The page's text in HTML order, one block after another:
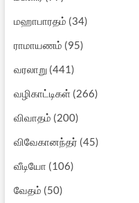
மஹாபாரதம் (34)
ராமாயணம் (95)
வரலாறு(441)
வழிகாட்டிகள்(266)
விவாதம் (200)
விவேகானந்தர் (45)
வீடியோ (106)
வேதம் (50)